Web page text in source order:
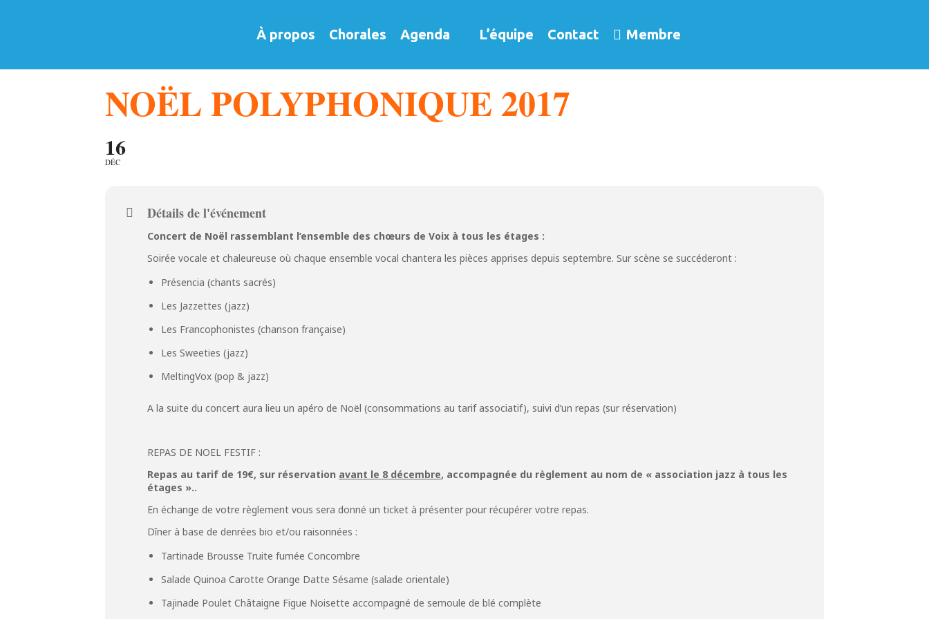
À propos Chorales Agenda L’équipe Contact Membre
NOËL POLYPHONIQUE 2017
16
DÉC
Détails de l'événement
Concert de Noël rassemblant l’ensemble des chœurs de Voix à tous les étages :
Soirée vocale et chaleureuse où chaque ensemble vocal chantera les pièces apprises depuis septembre. Sur scène se succéderont :
Présencia (chants sacrés)
Les Jazzettes (jazz)
Les Francophonistes (chanson française)
Les Sweeties (jazz)
MeltingVox (pop & jazz)
A la suite du concert aura lieu un apéro de Noël (consommations au tarif associatif), suivi d’un repas (sur réservation)
REPAS DE NOEL FESTIF :
Repas au tarif de 19€, sur réservation avant le 8 décembre, accompagnée du règlement au nom de « association jazz à tous les
étages »..
En échange de votre règlement vous sera donné un ticket à présenter pour récupérer votre repas.
Dîner à base de denrées bio et/ou raisonnées :
Tartinade Brousse Truite fumée Concombre
Salade Quinoa Carotte Orange Datte Sésame (salade orientale)
Tajinade Poulet Châtaigne Figue Noisette accompagné de semoule de blé complète